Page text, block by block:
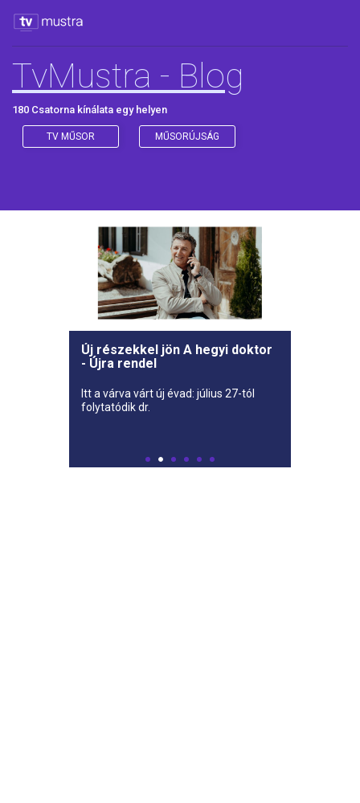
TvMustra - Blog
180 Csatorna kínálata egy helyen
TV MŰSOR MŰSORÚJSÁG
Új részekkel jön A hegyi doktor
- Újra rendel
Itt a várva várt új évad: július 27-tól
folytatódik dr.